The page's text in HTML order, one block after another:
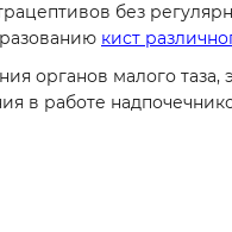
без
кист
органов малого таза,
в работе